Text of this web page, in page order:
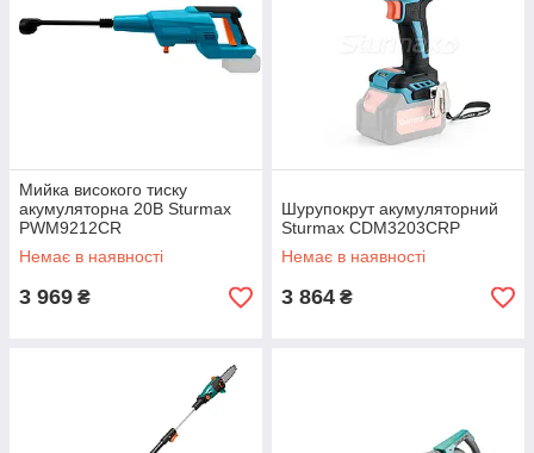
Мийка високого тиску
акумуляторна 20В Sturmax
PWM9212CR
Немає в наявності
3 969 ₴
Шурупокрут акумуляторний
Sturmax CDM3203CRP
Немає в наявності
3 864 ₴